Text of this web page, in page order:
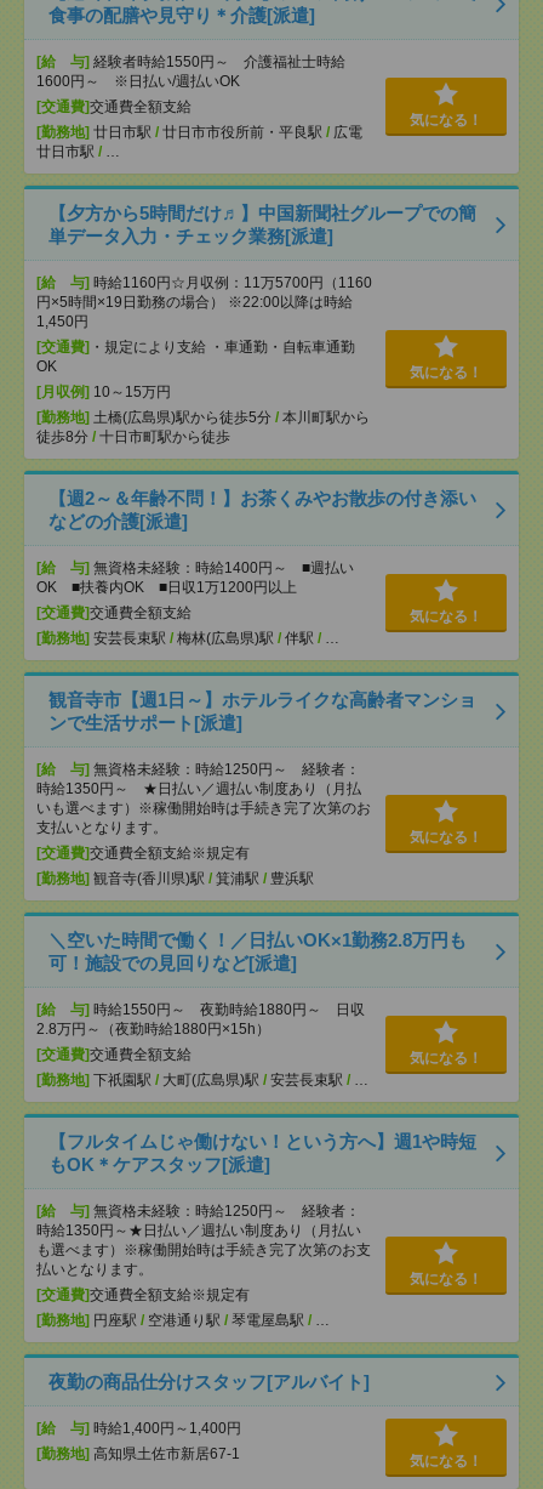
食事の配膳や見守り＊介護[派遣]
[給 与] 経験者時給1550円～ 介護福祉士時給
1600円～ ※日払い/週払いOK
[交通費]交通費全額支給
[勤務地] 廿日市駅 / 廿日市市役所前・平良駅 / 広電
廿日市駅 / …
気になる！
【夕方から5時間だけ♬】中国新聞社グループでの簡
単データ入力・チェック業務[派遣]
[給 与] 時給1160円☆月収例：11万5700円（1160
円×5時間×19日勤務の場合） ※22:00以降は時給
1,450円
[交通費] ・規定により支給 ・車通勤・自転車通勤
OK
[月収例] 10～15万円
[勤務地] 土橋(広島県)駅から徒歩5分 / 本川町駅から
徒歩8分 / 十日市町駅から徒歩
気になる！
【週2～＆年齢不問！】お茶くみやお散歩の付き添い
などの介護[派遣]
[給 与] 無資格未経験：時給1400円～ ■週払い
OK ■扶養内OK ■日収1万1200円以上
[交通費]交通費全額支給
[勤務地] 安芸長束駅 / 梅林(広島県)駅 / 伴駅 / …
気になる！
観音寺市【週1日～】ホテルライクな高齢者マンショ
ンで生活サポート[派遣]
[給 与] 無資格未経験：時給1250円～ 経験者：
時給1350円～ ★日払い／週払い制度あり（月払
いも選べます）※稼働開始時は手続き完了次第のお
支払いとなります。
[交通費]交通費全額支給※規定有
[勤務地] 観音寺(香川県)駅 / 箕浦駅 / 豊浜駅
気になる！
＼空いた時間で働く！／日払いOK×1勤務2.8万円も
可！施設での見回りなど[派遣]
[給 与] 時給1550円～ 夜勤時給1880円～ 日収
2.8万円～（夜勤時給1880円×15h）
[交通費]交通費全額支給
[勤務地] 下祇園駅 / 大町(広島県)駅 / 安芸長束駅 / …
気になる！
【フルタイムじゃ働けない！という方へ】週1や時短
もOK＊ケアスタッフ[派遣]
[給 与] 無資格未経験：時給1250円～ 経験者：
時給1350円～★日払い／週払い制度あり（月払い
も選べます）※稼働開始時は手続き完了次第のお支
払いとなります。
[交通費]交通費全額支給※規定有
[勤務地] 円座駅 / 空港通り駅 / 琴電屋島駅 / …
気になる！
夜勤の商品仕分けスタッフ[アルバイト]
[給 与] 時給1,400円～1,400円
[勤務地] 高知県土佐市新居67-1 気になる！